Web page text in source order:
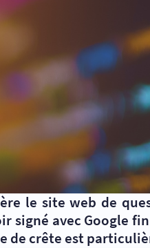
le site web de
signé avec Google
de crête est